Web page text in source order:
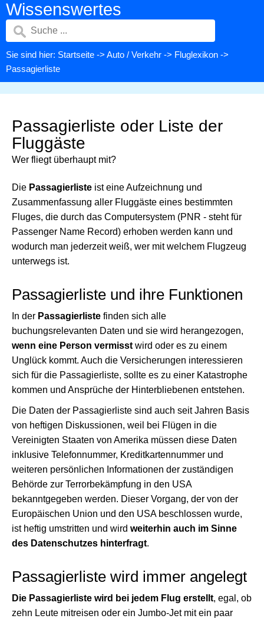
Wissenswertes
Sie sind hier: Startseite -> Auto / Verkehr -> Fluglexikon ->
Passagierliste
Passagierliste oder Liste der
Fluggäste
Wer fliegt überhaupt mit?
Die Passagierliste ist eine Aufzeichnung und
Zusammenfassung aller Fluggäste eines bestimmten
Fluges, die durch das Computersystem (PNR - steht für
Passenger Name Record) erhoben werden kann und
wodurch man jederzeit weiß, wer mit welchem Flugzeug
unterwegs ist.
Passagierliste und ihre Funktionen
In der Passagierliste finden sich alle
buchungsrelevanten Daten und sie wird herangezogen,
wenn eine Person vermisst wird oder es zu einem
Unglück kommt. Auch die Versicherungen interessieren
sich für die Passagierliste, sollte es zu einer Katastrophe
kommen und Ansprüche der Hinterbliebenen entstehen.
Die Daten der Passagierliste sind auch seit Jahren Basis
von heftigen Diskussionen, weil bei Flügen in die
Vereinigten Staaten von Amerika müssen diese Daten
inklusive Telefonnummer, Kreditkartennummer und
weiteren persönlichen Informationen der zuständigen
Behörde zur Terrorbekämpfung in den USA
bekanntgegeben werden. Dieser Vorgang, der von der
Europäischen Union und den USA beschlossen wurde,
ist heftig umstritten und wird weiterhin auch im Sinne
des Datenschutzes hinterfragt.
Passagierliste wird immer angelegt
Die Passagierliste wird bei jedem Flug erstellt, egal, ob
zehn Leute mitreisen oder ein Jumbo-Jet mit ein paar